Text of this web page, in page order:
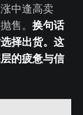
中逢高卖
售。 换句话
择出货。这
的疲惫与信